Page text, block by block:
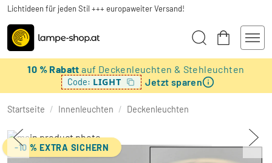
Lichtideen für jeden Stil +++ europaweiter Versand!
10 % Rabattauf Deckenleuchten & Stehleuchten
Code: LIGHT Jetzt sparen
Startseite / Innenleuchten / Deckenleuchten
-10 % EXTRA SICHERN